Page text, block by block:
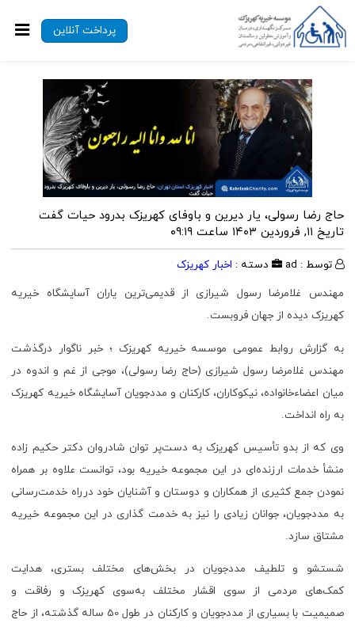
پرداخت آنلاین
حاج رضا رسولی، یار دیرین و باوفای کهریزک بدرود حیات گفت
تاریخ ۱۱, فروردین ۱۴۰۳ ساعت ۰۹:۱۹
توسط : ad دسته : اخبار کهریزک
مهندس غلامرضا رسول شیرازی از قدیمی‌ترین یاران آسایشگاه خیریه
کهریزک دیده از جهان فروبست.
به گزارش روابط عمومی موسسه خیریه کهریزک ؛ خبر ناگوار درگذشت
مهندس غلامرضا رسول شیرازی (حاج رضا رسولی)، موجی از غم و اندوه در
میان اعضاءخانواده، نیکوکاران، کارکنان و مددجویان آسایشگاه خیریه کهریزک
به راه انداخت.
وی که از بدو تأسیس کهریزک به دست‌پر توان شادروان دکتر حکیم زاده
منشأ خدمات ارزنده‌ای در این مجموعه خیریه بود، توانست علاوه بر همراه
نمودن جمع کثیری از همکاران و دوستان و آشنایان خود درراه خدمت‌رسانی
به مددجویان، جوانان زیادی را نیز به خدمت گذاری در این مجموعه خیریه
مشتاق سازد.
شستشو و تلطیف مددجویان در بخش‌های مختلف بستری، هدایت
کمک‌های مردمی از سوی اقشار مختلف به‌سوی کهریزک و رفاقت و
صمیمیت با بسیاری از مددجویان و کارکنان در طول 50 ساله گذشته، از حاج